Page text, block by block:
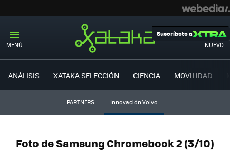
MENÚ NUEVO
Suscríbete a
ANÁLISIS XATAKA SELECCIÓN CIENCIA MOVILIDAD
PARTNERS Innovación Volvo
Foto de Samsung Chromebook 2 (3/10)